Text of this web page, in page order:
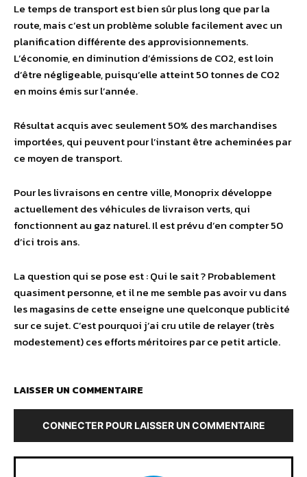
Le temps de transport est bien sûr plus long que par la
route, mais c’est un problème soluble facilement avec un
planification différente des approvisionnements.
L’économie, en diminution d’émissions de CO2, est loin
d’être négligeable, puisqu’elle atteint 50 tonnes de CO2
en moins émis sur l’année.
Résultat acquis avec seulement 50% des marchandises
importées, qui peuvent pour l’instant être acheminées par
ce moyen de transport.
Pour les livraisons en centre ville, Monoprix développe
actuellement des véhicules de livraison verts, qui
fonctionnent au gaz naturel. Il est prévu d’en compter 50
d’ici trois ans.
La question qui se pose est : Qui le sait ? Probablement
quasiment personne, et il ne me semble pas avoir vu dans
les magasins de cette enseigne une quelconque publicité
sur ce sujet. C’est pourquoi j’ai cru utile de relayer (très
modestement) ces efforts méritoires par ce petit article.
LAISSER UN COMMENTAIRE
CONNECTER POUR LAISSER UN COMMENTAIRE